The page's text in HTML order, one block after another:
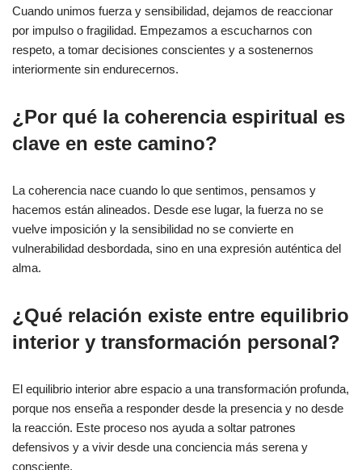
Cuando unimos fuerza y sensibilidad, dejamos de reaccionar
por impulso o fragilidad. Empezamos a escucharnos con
respeto, a tomar decisiones conscientes y a sostenernos
interiormente sin endurecernos.
¿Por qué la coherencia espiritual es
clave en este camino?
La coherencia nace cuando lo que sentimos, pensamos y
hacemos están alineados. Desde ese lugar, la fuerza no se
vuelve imposición y la sensibilidad no se convierte en
vulnerabilidad desbordada, sino en una expresión auténtica del
alma.
¿Qué relación existe entre equilibrio
interior y transformación personal?
El equilibrio interior abre espacio a una transformación profunda,
porque nos enseña a responder desde la presencia y no desde
la reacción. Este proceso nos ayuda a soltar patrones
defensivos y a vivir desde una conciencia más serena y
consciente.